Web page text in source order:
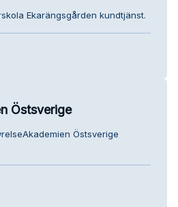
Ekarängsgården kundtjänst.
Östsverige
Östsverige